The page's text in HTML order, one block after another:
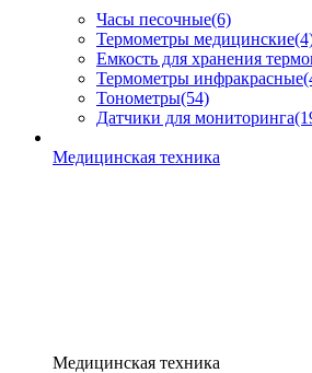
Часы песочные(6)
Термометры медицинские
Емкость для хранения
Термометры инфракрасные
Тонометры(54)
Датчики для мониторинга
Медицинская техника
Медицинская техника